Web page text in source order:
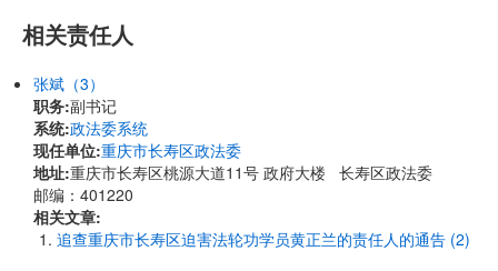
相关责任人
张斌（3）
职务:副书记
系统:政法委系统
现任单位:重庆市长寿区政法委
地址:重庆市长寿区桃源大道11号 政府大楼 长寿区政法委
邮编：401220
相关文章:
追查重庆市长寿区迫害法轮功学员黄正兰的责任人的通告 (2)